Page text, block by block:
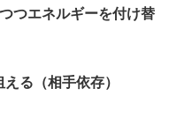
つエネルギーを付け替
る（相手依存）